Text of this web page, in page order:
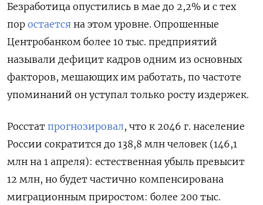
Безработица опустились в мае до 2,2% и с тех
пор остается на этом уровне. Опрошенные
Центробанком более 10 тыс. предприятий
называли дефицит кадров одним из основных
факторов, мешающих им работать, по частоте
упоминаний он уступал только росту издержек.
Росстат прогнозировал, что к 2046 г. население
России сократится до 138,8 млн человек (146,1
млн на 1 апреля): естественная убыль превысит
12 млн, но будет частично компенсирована
миграционным приростом: более 200 тыс.